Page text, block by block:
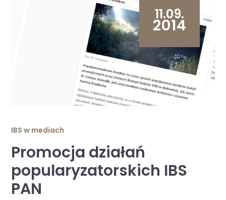
11.09.
2014
IBS w mediach
Promocja działań
popularyzatorskich IBS
PAN